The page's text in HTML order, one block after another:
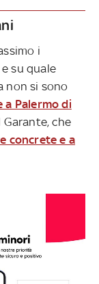
i
su quale
non si sono
a Palermo di
che
concrete e a